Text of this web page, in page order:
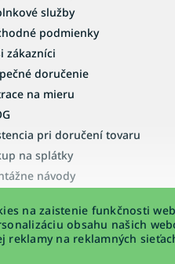
na zaistenie funkčnosti
obsahu našich
reklamy na reklamných
služby
podmienky
zákazníci
doručenie
na mieru
pri doručení tovaru
na splátky
návody
ochrany osobných